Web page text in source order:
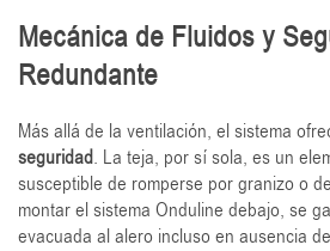
Mecánica de Fluidos y
Redundante
Más allá de la ventilación, el sistema
seguridad. La teja, por sí sola, es un
susceptible de romperse por granizo o
montar el sistema Onduline debajo, se
evacuada al alero incluso en ausencia